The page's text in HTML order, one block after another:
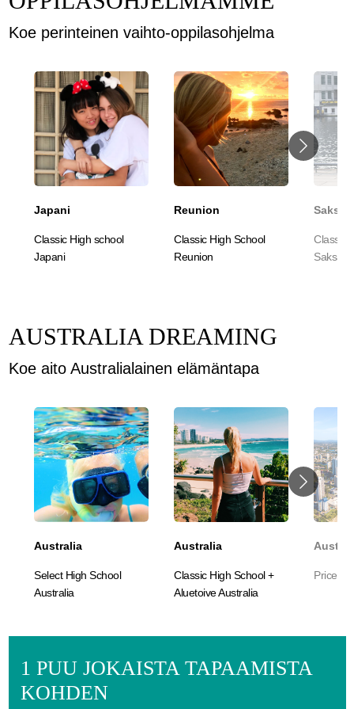
Koe perinteinen vaihto-oppilasohjelma
Japani
Classic High school
Japani
Reunion
Classic High School
Reunion
Saksa
Classic
Saksa
AUSTRALIA DREAMING
Koe aito Australialainen elämäntapa
Australia
Select High School
Australia
Australia
Classic High School +
Aluetoive Australia
Price
1 PUU JOKAISTA TAPAAMISTA
KOHDEN